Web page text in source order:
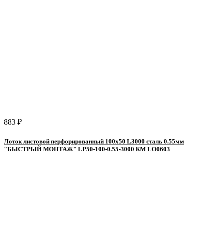
883 ₽
Лоток листовой перфорированный 100х50 L3000 сталь 0.55мм
"БЫСТРЫЙ МОНТАЖ" LP50-100-0.55-3000 КМ LO0603